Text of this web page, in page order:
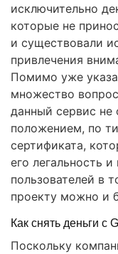
исключительно
которые не
и существовали
привлечения
Помимо уже
множество
данный сервис
положением, по
сертификата,
его легальность
пользователей в
проекту можно и
Как снять деньги с
Поскольку